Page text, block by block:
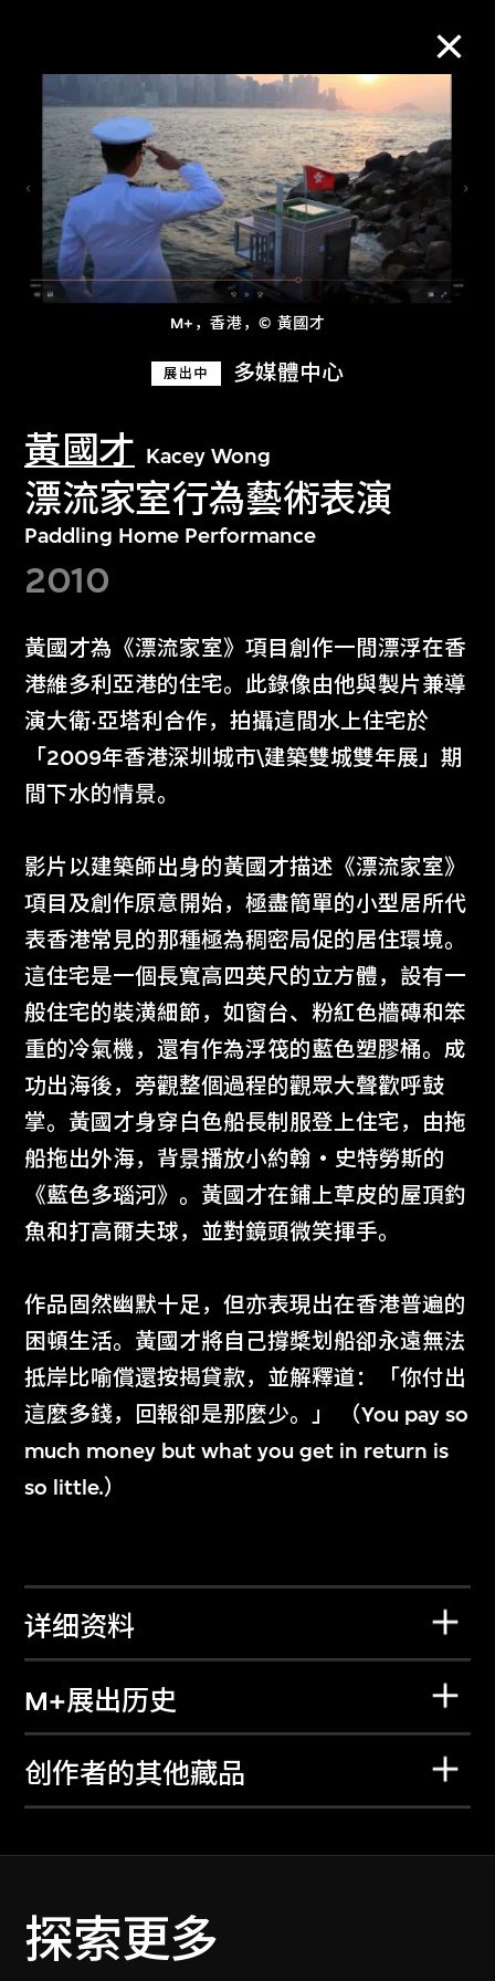
M+，香港，© 黃國才
展出中 多媒體中心
黃國才 Kacey Wong
漂流家室行為藝術表演
Paddling Home Performance
2010
黃國才為《漂流家室》項目創作一間漂浮在香
港維多利亞港的住宅。此錄像由他與製片兼導
演大衛·亞塔利合作，拍攝這間水上住宅於
「2009年香港深圳城市\建築雙城雙年展」期
間下水的情景。
影片以建築師出身的黃國才描述《漂流家室》
項目及創作原意開始，極盡簡單的小型居所代
表香港常見的那種極為稠密局促的居住環境。
這住宅是一個長寬高四英尺的立方體，設有一
般住宅的裝潢細節，如窗台、粉紅色牆磚和笨
重的冷氣機，還有作為浮筏的藍色塑膠桶。成
功出海後，旁觀整個過程的觀眾大聲歡呼鼓
掌。黃國才身穿白色船長制服登上住宅，由拖
船拖出外海，背景播放小約翰‧史特勞斯的
《藍色多瑙河》。黃國才在鋪上草皮的屋頂釣
魚和打高爾夫球，並對鏡頭微笑揮手。
作品固然幽默十足，但亦表現出在香港普遍的
困頓生活。黃國才將自己撐槳划船卻永遠無法
抵岸比喻償還按揭貸款，並解釋道：「你付出
這麼多錢，回報卻是那麼少。」 （You pay so
much money but what you get in return is
so little.）
详细资料
M+展出历史
创作者的其他藏品
探索更多
M+藏品
进一步筛选 搜索
关于M+藏品
文化藏品。